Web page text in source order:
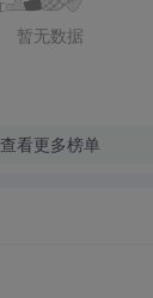
暂无数据
查看更多榜单